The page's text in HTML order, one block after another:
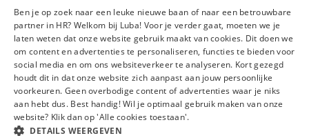
Werken bij Luba
Voor werkgevers
Mijn Luba
Contact
InstagramFacebookLinkedIn YouTube
Ben je op zoek naar een leuke nieuwe baan of naar een betrouwbare
partner in HR? Welkom bij Luba! Voor je verder gaat, moeten we je
laten weten dat onze website gebruik maakt van cookies. Dit doen we
om content en advertenties te personaliseren, functies te bieden voor
social media en om ons websiteverkeer te analyseren. Kort gezegd
houdt dit in dat onze website zich aanpast aan jouw persoonlijke
voorkeuren. Geen overbodige content of advertenties waar je niks
aan hebt dus. Best handig! Wil je optimaal gebruik maken van onze
website? Klik dan op 'Alle cookies toestaan'.
DETAILS WEERGEVEN